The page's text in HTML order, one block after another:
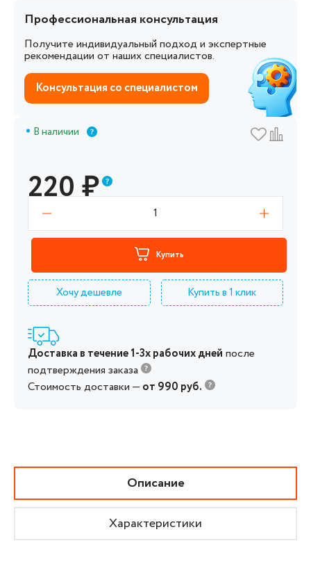
Профессиональная консультация
Получите индивидуальный подход и экспертные
рекомендации от наших специалистов.
Консультация со специалистом
В наличии
220₽
1
Купить
Хочу дешевле Купить в 1 клик
Доставка в течение 1-3х рабочих дней после
подтверждения заказа
Стоимость доставки — от 990 руб.
Описание
Характеристики